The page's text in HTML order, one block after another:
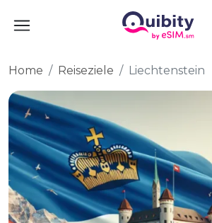
Home Reiseziele Liechtenstein